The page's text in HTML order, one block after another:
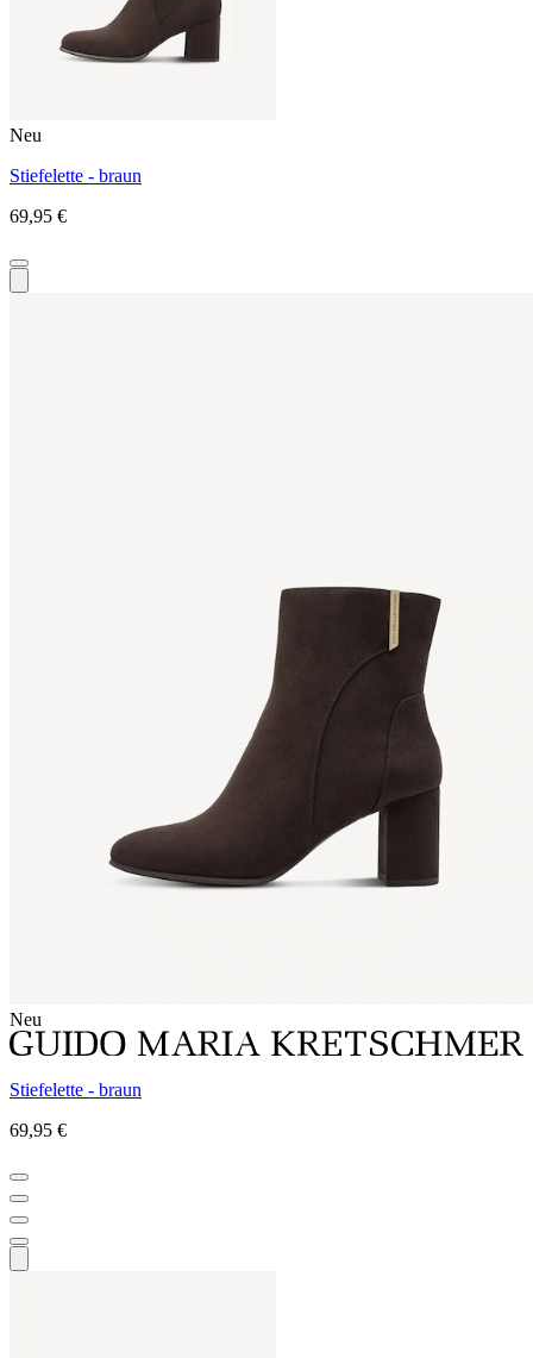
Neu
Stiefelette - braun
69,95 €
Neu
Stiefelette - braun
69,95 €